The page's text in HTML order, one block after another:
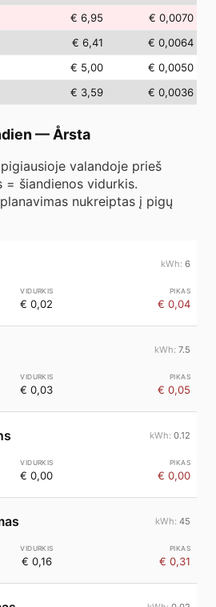
€ 6,95
€ 0,0070
€ 6,41
€ 0,0064
€ 5,00
€ 0,0050
€ 3,59 € 0,0036
— Årsta
valandoje prieš
= šiandienos vidurkis.
nukreiptas į pigų
6
€ 0,02 € 0,04
7.5
€ 0,03 € 0,05
0.12
€ 0,00 € 0,00
45
€ 0,16 € 0,31